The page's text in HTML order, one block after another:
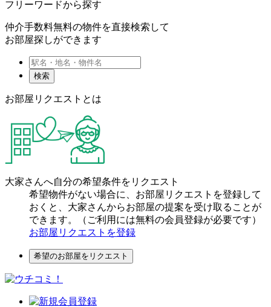
フリーワードから探す
仲介手数料無料の物件を直接検索して
お部屋探しができます
検索
お部屋リクエストとは
大家さんへ自分の希望条件をリクエスト
希望物件がない場合に、お部屋リクエストを登録して
おくと、大家さんからお部屋の提案を受け取ることが
できます。（ご利用には無料の会員登録が必要です）
お部屋リクエストを登録
希望のお部屋をリクエスト